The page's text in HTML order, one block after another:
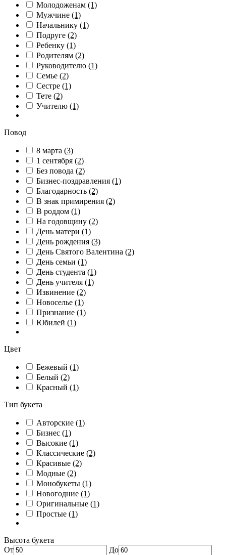
Молодоженам (1)
Мужчине (1)
Начальнику (1)
Подруге (2)
Ребенку (1)
Родителям (2)
Руководителю (1)
Семье (2)
Сестре (1)
Тете (2)
Учителю (1)
Повод
8 марта (3)
1 сентября (2)
Без повода (2)
Бизнес-поздравления (1)
Благодарность (2)
В знак примирения (2)
В роддом (1)
На годовщину (2)
День матери (1)
День рождения (3)
День Святого Валентина (2)
День семьи (1)
День студента (1)
День учителя (1)
Извинение (2)
Новоселье (1)
Признание (1)
Юбилей (1)
Цвет
Бежевый (1)
Белый (2)
Красный (1)
Тип букета
Авторские (1)
Бизнес (1)
Высокие (1)
Классические (2)
Красивые (2)
Модные (2)
Монобукеты (1)
Новогодние (1)
Оригинальные (1)
Простые (1)
Высота букета
От
До